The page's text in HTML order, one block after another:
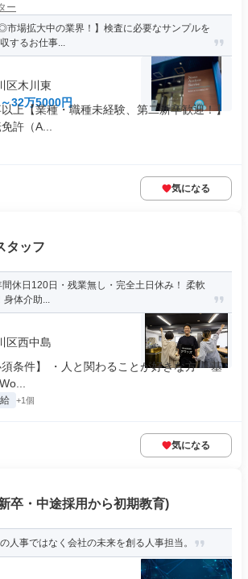
ー
市場拡大中の業界！】検査に必要なサンプルを
するお仕事...
区木川東
32万5000円
上【業種・職種未経験、第二新卒歓迎！】
許（A...
気になる
タッフ
間休日120日・残業無し・完全土日休み！ 柔軟
身体介助...
区西中島
条件】 ・人と関わることが好きな方 ・基
+1個
気になる
卒・中途採用から初期教育)
人事ではなく会社の未来を創る人事担当。